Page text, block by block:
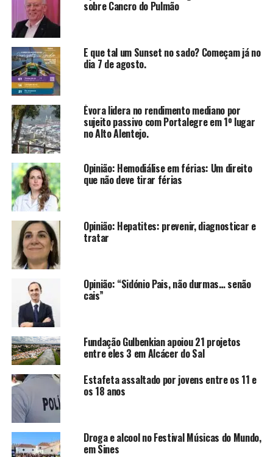
sobre Cancro do Pulmão
E que tal um Sunset no sado? Começam já no
dia 7 de agosto.
Évora lidera no rendimento mediano por
sujeito passivo com Portalegre em 1º lugar
no Alto Alentejo.
Opinião: Hemodiálise em férias: Um direito
que não deve tirar férias
Opinião: Hepatites: prevenir, diagnosticar e
tratar
Opinião: “Sidónio Pais, não durmas… senão
cais”
Fundação Gulbenkian apoiou 21 projetos
entre eles 3 em Alcácer do Sal
Estafeta assaltado por jovens entre os 11 e
os 18 anos
Droga e alcool no Festival Músicas do Mundo,
em Sines